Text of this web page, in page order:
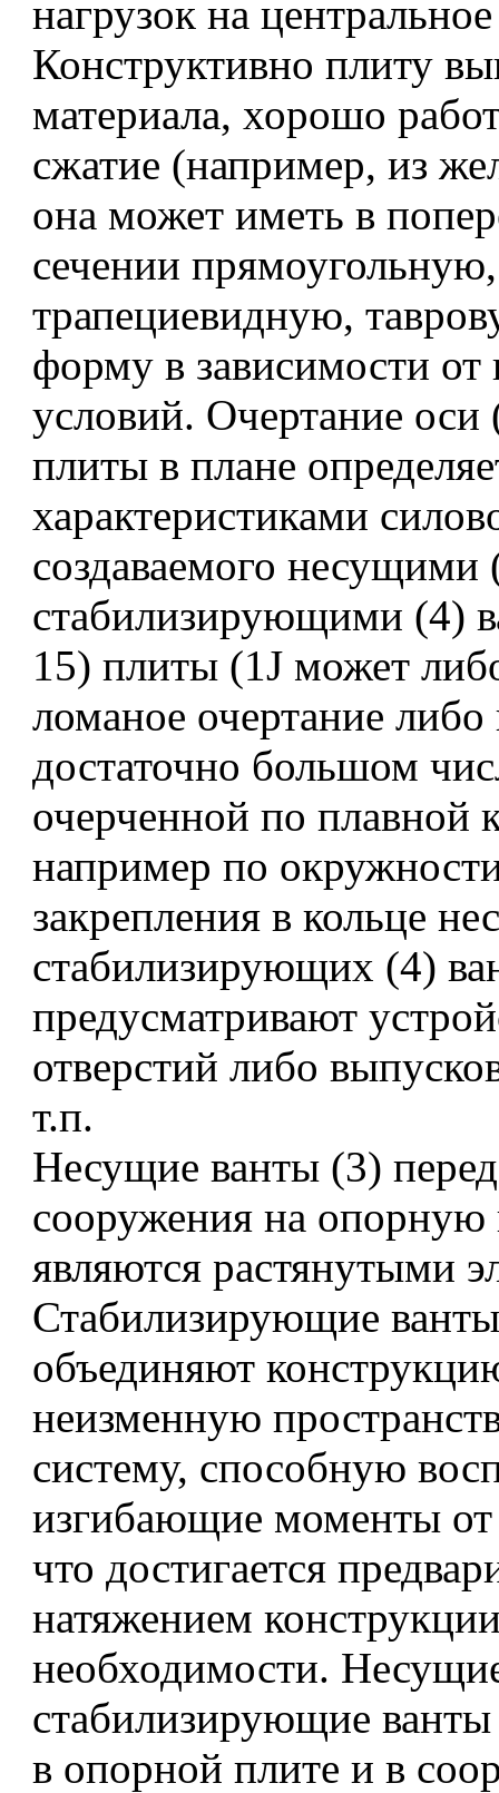
нагрузок на
Конструктивно плиту
материала, хорошо
сжатие (например, из
она может иметь в
сечении прямоугольную,
трапециевидную,
форму в зависимости от
условий. Очертание
плиты в плане
характеристиками
создаваемого несущими
стабилизирующими (4)
15) плиты (1J может
ломаное очертание
достаточно большом
очерченной по плавной
например по
закрепления в кольце
стабилизирующих (4)
предусматривают
отверстий либо
т.п.
Несущие ванты (3)
сооружения на опорную
являются растянутыми
Стабилизирующие
объединяют
неизменную
систему, способную
изгибающие моменты
что достигается
натяжением
необходимости.
стабилизирующие ванты
в опорной плите и в